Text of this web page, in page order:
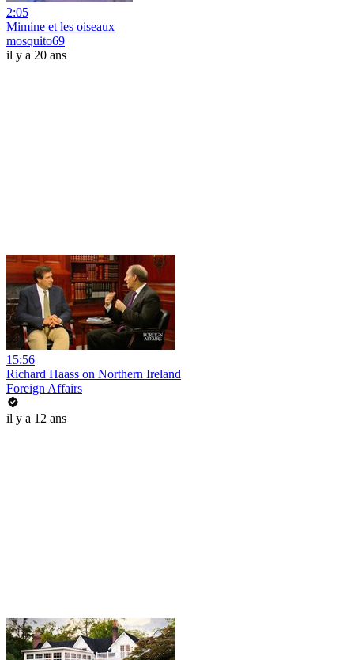
2:05
Mimine et les oiseaux
mosquito69
il y a 20 ans
15:56
Richard Haass on Northern Ireland
Foreign Affairs
il y a 12 ans